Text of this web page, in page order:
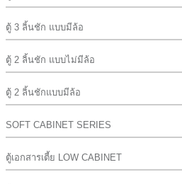
ตู้ 3 ลิ้นชัก แบบมีล้อ
ตู้ 2 ลิ้นชัก แบบไม่มีล้อ
ตู้ 2 ลิ้นชักแบบมีล้อ
SOFT CABINET SERIES
ตู้เอกสารเตี้ย LOW CABINET